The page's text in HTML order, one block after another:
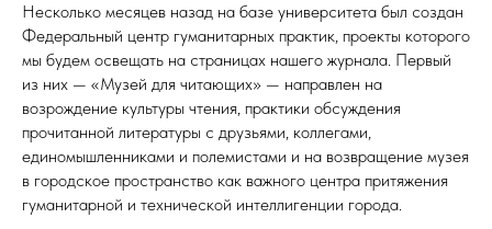
Несколько месяцев назад на базе университета был создан
Федеральный центр гуманитарных практик, проекты которого
мы будем освещать на страницах нашего журнала. Первый
из них — «Музей для читающих» — направлен на
возрождение культуры чтения, практики обсуждения
прочитанной литературы с друзьями, коллегами,
единомышленниками и полемистами и на возвращение музея
в городское пространство как важного центра притяжения
гуманитарной и технической интеллигенции города.